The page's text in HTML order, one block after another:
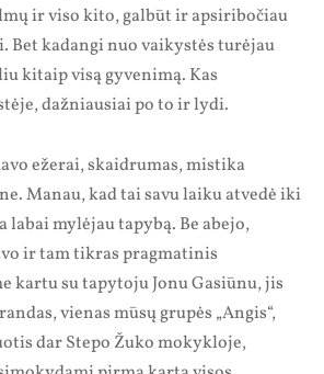
ir viso kito, galbūt ir apsiribočiau
Bet kadangi nuo vaikystės turėjau
kitaip visą gyvenimą. Kas
dažniausiai po to ir lydi.
ežerai, skaidrumas, mistika
Manau, kad tai savu laiku atvedė iki
labai mylėjau tapybą. Be abejo,
ir tam tikras pragmatinis
kartu su tapytoju Jonu Gasiūnu, jis
vienas mūsų grupės „Angis“,
dar Stepo Žuko mokykloje,